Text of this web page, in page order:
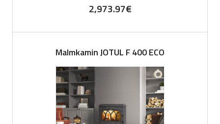
2,973.97€
Malmkamin JOTUL F 400 ECO